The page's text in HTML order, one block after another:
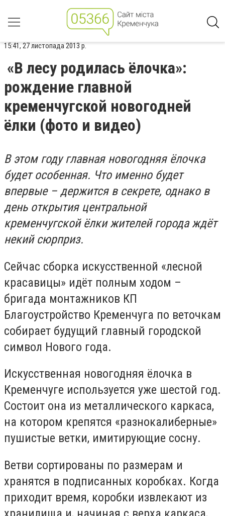
15:41, 27 листопада 2013 р.
«В лесу родилась ёлочка»:
рождение главной
кременчугской новогодней
ёлки (фото и видео)
В этом году главная новогодняя ёлочка
будет особенная. Что именно будет
впервые – держится в секрете, однако в
день открытия центральной
кременчугской ёлки жителей города ждёт
некий сюрприз.
Сейчас сборка искусственной «лесной
красавицы» идёт полным ходом –
бригада монтажников КП
Благоустройство Кременчуга по веточкам
собирает будущий главный городской
символ Нового года.
Искусственная новогодняя ёлочка в
Кременчуге используется уже шестой год.
Состоит она из металлического каркаса,
на котором крепятся «разнокалиберные»
пушистые ветки, имитирующие сосну.
Ветви сортированы по размерам и
хранятся в подписанных коробках. Когда
приходит время, коробки извлекают из